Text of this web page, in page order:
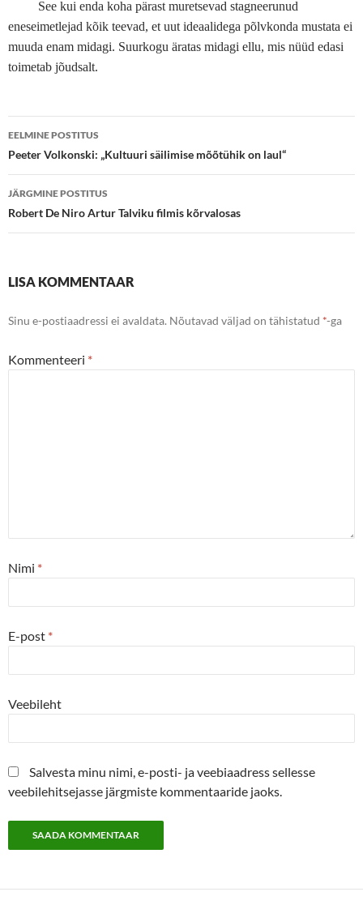
See kui enda koha pärast muretsevad stagneerunud
eneseimetlejad kõik teevad, et uut ideaalidega põlvkonda mustata ei
muuda enam midagi. Suurkogu äratas midagi ellu, mis nüüd edasi
toimetab jõudsalt.
Postituste
töölaud
EELMINE POSTITUS
Peeter Volkonski: „Kultuuri säilimise mõõtühik on laul“
JÄRGMINE POSTITUS
Robert De Niro Artur Talviku filmis kõrvalosas
LISA KOMMENTAAR
Sinu e-postiaadressi ei avaldata. Nõutavad väljad on tähistatud *-ga
Kommenteeri *
Nimi *
E-post *
Veebileht
Salvesta minu nimi, e-posti- ja veebiaadress sellesse
veebilehitsejasse järgmiste kommentaaride jaoks.